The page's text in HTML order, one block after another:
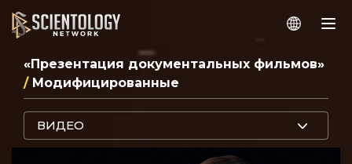
«Презентация документальных фильмов»
/ Модифицированные
ВИДЕО